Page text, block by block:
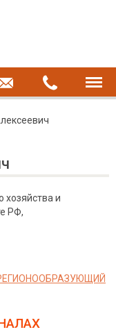
хозяйства и
РФ,